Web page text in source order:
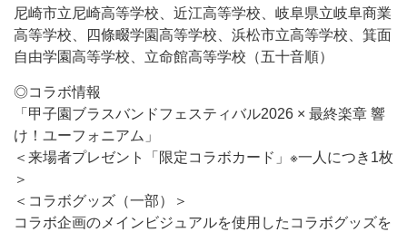
尼崎市立尼崎高等学校、近江高等学校、岐阜県立岐阜商業
高等学校、四條畷学園高等学校、浜松市立高等学校、箕面
自由学園高等学校、立命館高等学校（五十音順）
◎コラボ情報
「甲子園ブラスバンドフェスティバル2026 × 最終楽章 響
け！ユーフォニアム」
＜来場者プレゼント「限定コラボカード」※一人につき1枚
＞
＜コラボグッズ（一部）＞
コラボ企画のメインビジュアルを使用したコラボグッズを